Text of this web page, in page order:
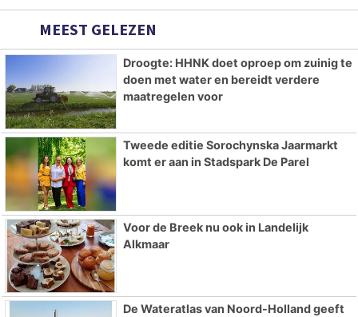
MEEST GELEZEN
Droogte: HHNK doet oproep om zuinig te
doen met water en bereidt verdere
maatregelen voor
Tweede editie Sorochynska Jaarmarkt
komt er aan in Stadspark De Parel
Voor de Breek nu ook in Landelijk
Alkmaar
De Wateratlas van Noord-Holland geeft